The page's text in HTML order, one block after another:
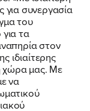
συνεργασία
του
τα
στον
ιδιαίτερης
χώρα μας. Με
να